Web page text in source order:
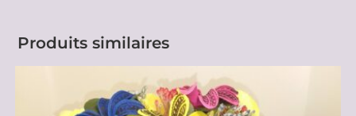
Produits similaires